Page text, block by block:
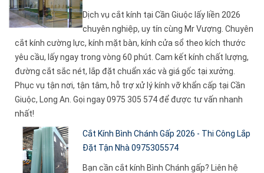
Dịch vụ cắt kính tại Cần Giuộc lấy liền 2026
chuyên nghiệp, uy tín cùng Mr Vượng. Chuyên
cắt kính cường lực, kính mặt bàn, kính cửa sổ theo kích thước
yêu cầu, lấy ngay trong vòng 60 phút. Cam kết kính chất lượng,
đường cắt sắc nét, lắp đặt chuẩn xác và giá gốc tại xưởng.
Phục vụ tận nơi, tận tâm, hỗ trợ xử lý kính vỡ khẩn cấp tại Cần
Giuộc, Long An. Gọi ngay 0975 305 574 để được tư vấn nhanh
nhất!
Cắt Kính Bình Chánh Gấp 2026 - Thi Công Lắp
Đặt Tận Nhà 0975305574
Bạn cần cắt kính Bình Chánh gấp? Liên hệ